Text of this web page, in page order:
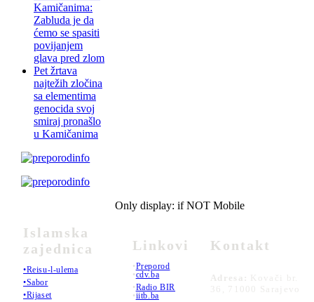
Kamičanima:
Zabluda je da
ćemo se spasiti
povijanjem
glava pred zlom
Pet žrtava
najtežih zločina
sa elementima
genocida svoj
smiraj pronašlo
u Kamičanima
Islamska
zajednica
•Reisu-l-ulema
•Sabor
•Rijaset
Only display: if NOT Mobile
Linkovi
•Preporod
•cdv.ba
•Radio BIR
•iitb.ba
Kontakt
Adresa:
Kovači br.
36, 71000 Sarajevo